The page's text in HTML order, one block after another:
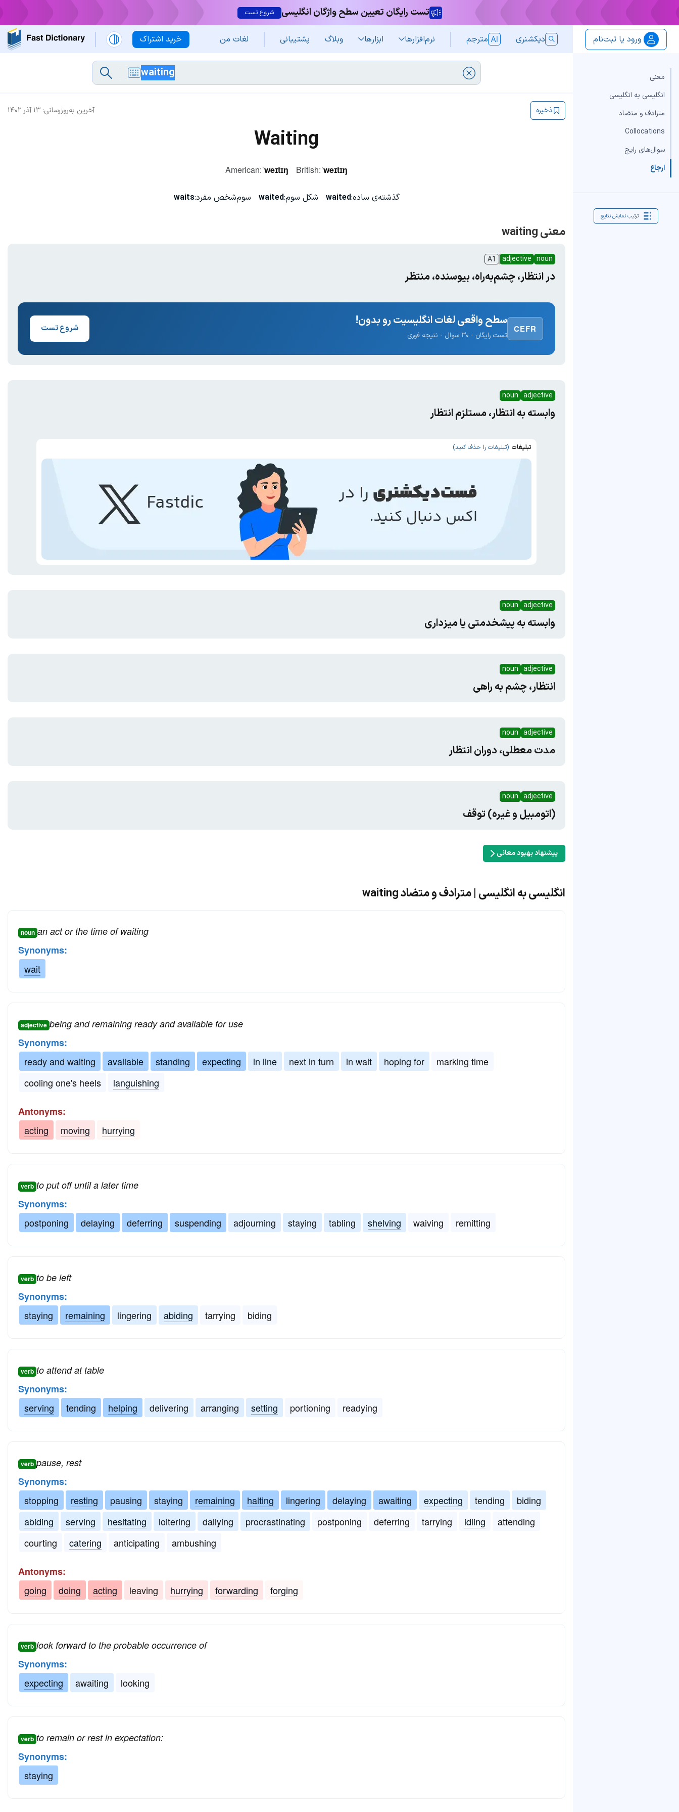
تست رایگان تعیین سطح واژگان انگلیسی شروع تست
خرید اشتراک ورود یا ثبت‌نام دیکشنری مترجم نرم‌افزار‌ها ابزارها وبلاگ پشتیبانی لغات من
معنی
انگلیسی به انگلیسی
مترادف و متضاد
Collocations
سوال‌های رایج
ارجاع
ترتیب نمایش نتایج
آخرین به‌روزرسانی: ۱۳ آذر ۱۴۰۲ ذخیره
Waiting
American:ˈweɪtɪŋ British:ˈweɪtɪŋ
گذشته‌ی ساده:waited شکل سوم:waited سوم‌شخص مفرد:waits
معنی waiting
noun
adjective
A1
در انتظار، چشم‌به‌راه، بیوسنده، منتظر
CEFR
سطح واقعی لغات انگلیسیت رو بدون!
تست رایگان · ۳۰ سوال · نتیجه فوری
شروع تست
adjective
noun
وابسته به انتظار، مستلزم انتظار
تبلیغات (تبلیغات را حذف کنید)
adjective
noun
وابسته به پیشخدمتی یا میزداری
adjective
noun
انتظار، چشم به راهی
adjective
noun
مدت معطلی، دوران انتظار
adjective
noun
(اتومبیل و غیره) توقف
پیشنهاد بهبود معانی
انگلیسی به انگلیسی | مترادف و متضاد waiting
noun an act or the time of waiting
Synonyms:
wait
adjective being and remaining ready and available for use
Synonyms:
ready and waiting
available standing expecting in line next in turn in wait hoping for
marking time
cooling one's heels
languishing
Antonyms:
acting
moving hurrying
verb to put off until a later time
Synonyms:
postponing
delaying deferring suspending adjourning staying tabling shelving waiving remitting
verb to be left
Synonyms:
staying
remaining lingering abiding tarrying biding
verb to attend at table
Synonyms:
serving
tending helping delivering arranging setting portioning readying
verb pause, rest
Synonyms:
stopping
resting pausing staying remaining halting lingering delaying awaiting expecting tending
biding
abiding
serving hesitating loitering dallying procrastinating postponing deferring tarrying idling
attending
courting
catering anticipating ambushing
Antonyms:
going
doing acting leaving hurrying forwarding forging
verb look forward to the probable occurrence of
Synonyms:
expecting
awaiting looking
verb to remain or rest in expectation:
Synonyms:
staying